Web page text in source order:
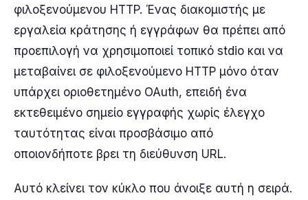
φιλοξενούμενου HTTP. Ένας διακομιστής με
εργαλεία κράτησης ή εγγράφων θα πρέπει από
προεπιλογή να χρησιμοποιεί τοπικό stdio και να
μεταβαίνει σε φιλοξενούμενο HTTP μόνο όταν
υπάρχει οριοθετημένο OAuth, επειδή ένα
εκτεθειμένο σημείο εγγραφής χωρίς έλεγχο
ταυτότητας είναι προσβάσιμο από
οποιονδήποτε βρει τη διεύθυνση URL.
Αυτό κλείνει τον κύκλο που άνοιξε αυτή η σειρά.